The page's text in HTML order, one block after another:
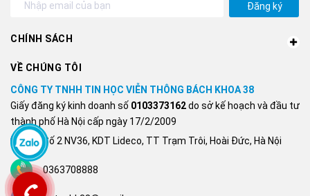
Đăng ký
CHÍNH SÁCH
VỀ CHÚNG TÔI
CÔNG TY TNHH TIN HỌC VIỄN THÔNG BÁCH KHOA 38
Giấy đăng ký kinh doanh số 0103373162do sở kế hoạch và đầu tư
thành phố Hà Nội cấp ngày 17/2/2009
Số 2 NV36, KDT Lideco, TT Trạm Trôi, Hoài Đức, Hà Nội
0363708888